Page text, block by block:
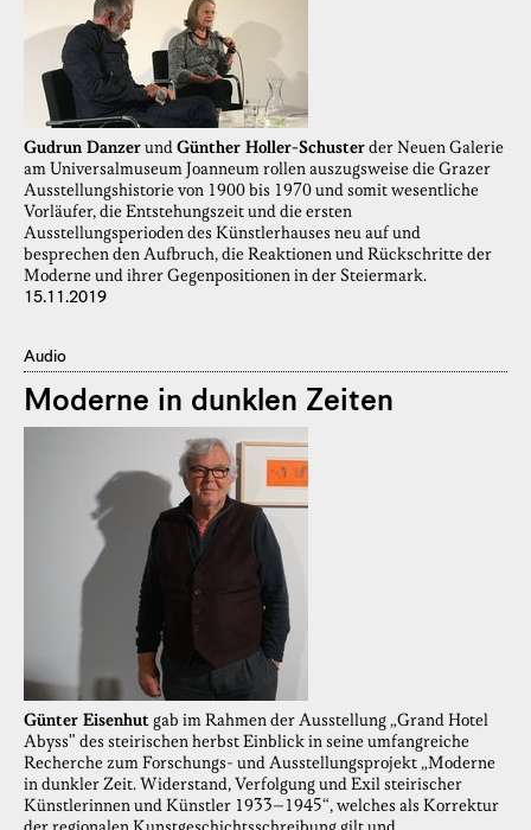
Gudrun DanzerundGünther Holler-Schusterder Neuen Galerie
am Universalmuseum Joanneum rollen auszugsweise die Grazer
Ausstellungshistorie von 1900 bis 1970 und somit wesentliche
Vorläufer, die Entstehungszeit und die ersten
Ausstellungsperioden des Künstlerhauses neu auf und
besprechen den Aufbruch, die Reaktionen und Rückschritte der
Moderne und ihrer Gegenpositionen in der Steiermark.
15.11.2019
Audio
Moderne in dunklen Zeiten
Günter Eisenhut gab im Rahmen der Ausstellung „Grand Hotel
Abyss" des steirischen herbst Einblick in seine umfangreiche
Recherche zum Forschungs- und Ausstellungsprojekt „Moderne
in dunkler Zeit. Widerstand, Verfolgung und Exil steirischer
Künstlerinnen und Künstler 1933–1945“, welches als Korrektur